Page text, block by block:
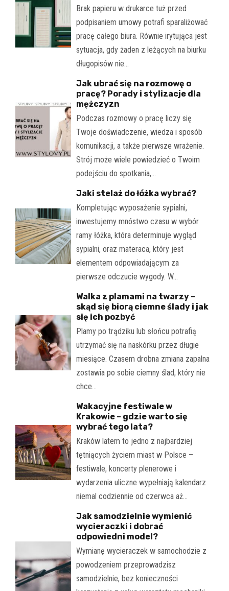
Brak papieru w drukarce tuż przed
podpisaniem umowy potrafi sparaliżować
pracę całego biura. Równie irytująca jest
sytuacja, gdy żaden z leżących na biurku
długopisów nie…
Jak ubrać się na rozmowę o
pracę? Porady i stylizacje dla
mężczyzn
Podczas rozmowy o pracę liczy się
Twoje doświadczenie, wiedza i sposób
komunikacji, a także pierwsze wrażenie.
Strój może wiele powiedzieć o Twoim
podejściu do spotkania,…
Jaki stelaż do łóżka wybrać?
Kompletując wyposażenie sypialni,
inwestujemy mnóstwo czasu w wybór
ramy łóżka, która determinuje wygląd
sypialni, oraz materaca, który jest
elementem odpowiadającym za
pierwsze odczucie wygody. W…
Walka z plamami na twarzy –
skąd się biorą ciemne ślady i jak
się ich pozbyć
Plamy po trądziku lub słońcu potrafią
utrzymać się na naskórku przez długie
miesiące. Czasem drobna zmiana zapalna
zostawia po sobie ciemny ślad, który nie
chce…
Wakacyjne festiwale w
Krakowie – gdzie warto się
wybrać tego lata?
Kraków latem to jedno z najbardziej
tętniących życiem miast w Polsce –
festiwale, koncerty plenerowe i
wydarzenia uliczne wypełniają kalendarz
niemal codziennie od czerwca aż…
Jak samodzielnie wymienić
wycieraczki i dobrać
odpowiedni model?
Wymianę wycieraczek w samochodzie z
powodzeniem przeprowadzisz
samodzielnie, bez konieczności